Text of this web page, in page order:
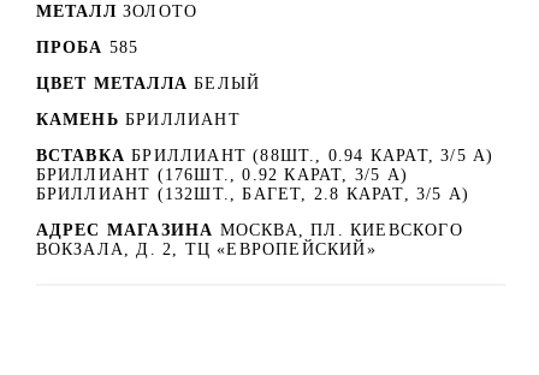
МЕТАЛЛ ЗОЛОТО
ПРОБА 585
ЦВЕТ МЕТАЛЛА БЕЛЫЙ
КАМЕНЬ БРИЛЛИАНТ
ВСТАВКА БРИЛЛИАНТ (88ШТ., 0.94 КАРАТ, 3/5 А)
БРИЛЛИАНТ (176ШТ., 0.92 КАРАТ, 3/5 А)
БРИЛЛИАНТ (132ШТ., БАГЕТ, 2.8 КАРАТ, 3/5 А)
АДРЕС МАГАЗИНА МОСКВА, ПЛ. КИЕВСКОГО
ВОКЗАЛА, Д. 2, ТЦ «ЕВРОПЕЙСКИЙ»